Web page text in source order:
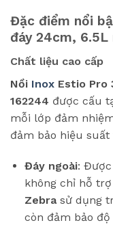
Đặc điểm nổi
đáy 24cm, 6.5L
Chất liệu cao cấp
Nồi Inox Estio Pro
162244 được cấu
mỗi lớp đảm
đảm bảo hiệu suất
Đáy ngoài:
không chỉ hỗ
Zebrasử dụng
còn đảm bảo